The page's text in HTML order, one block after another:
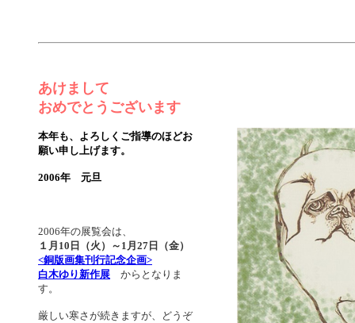
あけまして
おめでとうございます
本年も、よろしくご指導のほどお
願い申し上げます。
2006年 元旦
2006年の展覧会は、
１月10日（火）～1月27日（金）
<銅版画集刊行記念企画>
白木ゆり新作展 からとなりま
す。
厳しい寒さが続きますが、どうぞ